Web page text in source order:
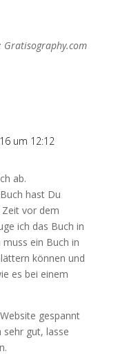
Gratisography.com
um 12:12
ab.
hast Du
vor dem
ich das Buch in
ein Buch in
können und
es bei einem
gespannt
gut, lasse